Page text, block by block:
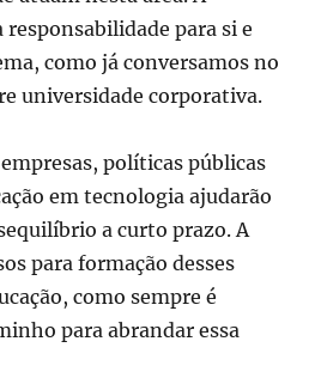
responsabilidade para si e
como já conversamos no
universidade corporativa.
políticas públicas
em tecnologia ajudarão
a curto prazo. A
para formação desses
como sempre é
para abrandar essa